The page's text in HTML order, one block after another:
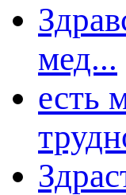
мед...
есть